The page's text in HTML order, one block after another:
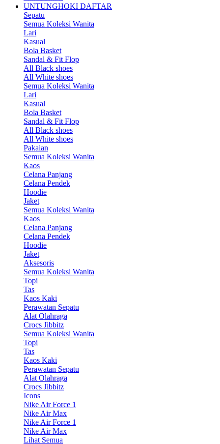
UNTUNGHOKI DAFTAR
Sepatu
Semua Koleksi Wanita
Lari
Kasual
Bola Basket
Sandal & Fit Flop
All Black shoes
All White shoes
Semua Koleksi Wanita
Lari
Kasual
Bola Basket
Sandal & Fit Flop
All Black shoes
All White shoes
Pakaian
Semua Koleksi Wanita
Kaos
Celana Panjang
Celana Pendek
Hoodie
Jaket
Semua Koleksi Wanita
Kaos
Celana Panjang
Celana Pendek
Hoodie
Jaket
Aksesoris
Semua Koleksi Wanita
Topi
Tas
Kaos Kaki
Perawatan Sepatu
Alat Olahraga
Crocs Jibbitz
Semua Koleksi Wanita
Topi
Tas
Kaos Kaki
Perawatan Sepatu
Alat Olahraga
Crocs Jibbitz
Icons
Nike Air Force 1
Nike Air Max
Nike Air Force 1
Nike Air Max
Lihat Semua